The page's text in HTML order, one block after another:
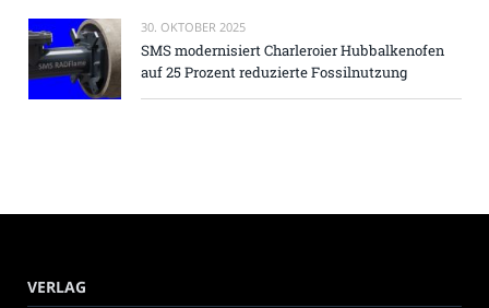
30. OKTOBER 2025
SMS modernisiert Charleroier Hubbalkenofen
auf 25 Prozent reduzierte Fossilnutzung
VERLAG